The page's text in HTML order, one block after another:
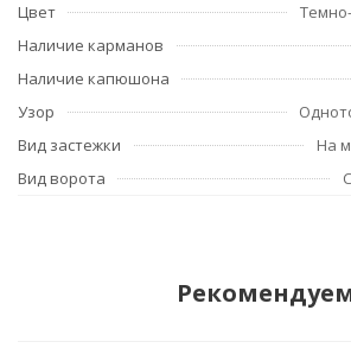
Цвет
Наличие карманов
Наличие капюшона
Узор
Вид застежки
На
Вид ворота